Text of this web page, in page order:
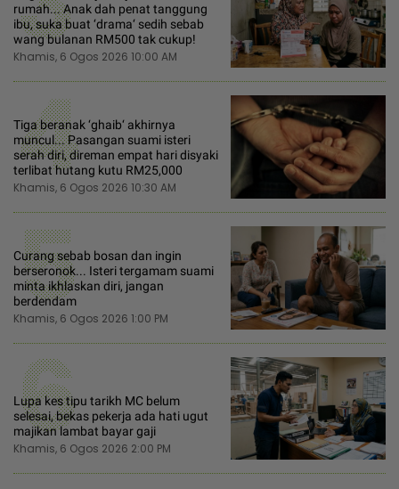
rumah... Anak dah penat tanggung
ibu, suka buat ‘drama‘ sedih sebab
wang bulanan RM500 tak cukup!
Khamis, 6 Ogos 2026 10:00 AM
4
Tiga beranak ‘ghaib‘ akhirnya
muncul... Pasangan suami isteri
serah diri, direman empat hari disyaki
terlibat hutang kutu RM25,000
Khamis, 6 Ogos 2026 10:30 AM
5
Curang sebab bosan dan ingin
berseronok... Isteri tergamam suami
minta ikhlaskan diri, jangan
berdendam
Khamis, 6 Ogos 2026 1:00 PM
6
Lupa kes tipu tarikh MC belum
selesai, bekas pekerja ada hati ugut
majikan lambat bayar gaji
Khamis, 6 Ogos 2026 2:00 PM